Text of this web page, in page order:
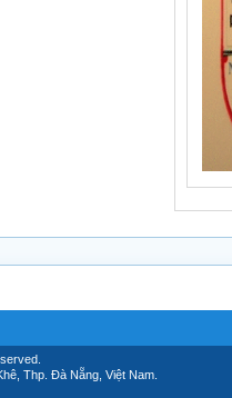
Thp. Đà Nẵng, Việt Nam.